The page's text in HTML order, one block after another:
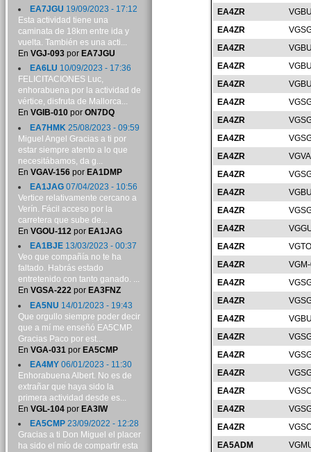
EA4ZR
EA4ZR
EA4ZR
EA4ZR
EA4ZR
EA4ZR
EA4ZR
EA4ZR
EA4ZR
EA4ZR
EA4ZR
EA4ZR
EA4ZR
EA4ZR
EA4ZR
EA4ZR
EA4ZR
EA4ZR
EA4ZR
EA4ZR
EA4ZR
EA4ZR
EA4ZR
EA4ZR
EA5ADM
EA7JGU 19/09/2023 - 17:12
Esta actividad tiene una
caminata de 18km entre ida y
vuelta. También es una acti...
En VGJ-093por EA7JGU
EA6LU 10/09/2023 - 17:36
FELICITACIONES Luc,
enhorabuena por la actividad de
vértice, disfruta de Mallorca...
En VGIB-010por ON7DQ
EA7HMK 25/08/2023 - 09:59
Miguel Angel Gracias a ti por
estar siempre atento a lo que
necesitábamos, da g...
En VGAV-156por EA1DMP
EA1JAG07/04/2023 - 10:56
Vertice relativamente cercano a
Verín. Fácil acceso por la
carretera que sube de...
En VGOU-112por EA1JAG
EA1BJE13/03/2023 - 00:37
Veo que compañía no te ha
faltado. Habrás estado
entretenido con tanto ganado. ...
En VGSA-222por EA3FNZ
EA5NU 14/01/2023 - 19:43
Que orgullo siempre poder decir
que a mí me enseñó EA5CMP.
Gracias Paco por est...
En VGA-031 por EA5CMP
EA4MY06/01/2023 - 11:30
Enhorabuena Albert. No es de
extrañar que haya sido la
primera actividad desde es...
En VGL-104por EA3IW
EA5CMP23/09/2022 - 12:28
Gracias a ti Don Miguel el placer
ha sido el mío de compartir esta